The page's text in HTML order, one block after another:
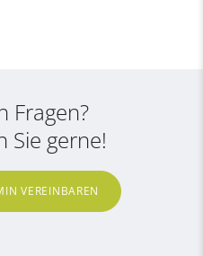
Fragen?
Sie gerne!
VEREINBAREN